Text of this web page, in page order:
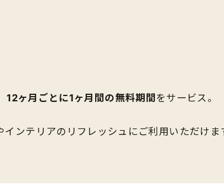
12ヶ月ごとに1ヶ月間の無料期間 をサービス。
インテリアのリフレッシュにご利用いただけま